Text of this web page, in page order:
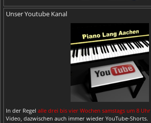
Unser Youtube Kanal
In der Regel alle drei bis vier Wochen samstags um 8 Uhr
Video, dazwischen auch immer wieder YouTube-Shorts.